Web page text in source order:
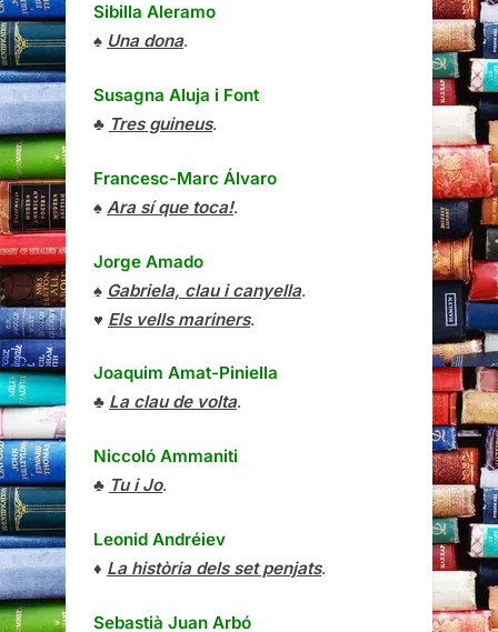
Sibilla Aleramo
♠ Una dona.
Susagna Aluja i Font
♣ Tres guineus.
Francesc-Marc Álvaro
♠ Ara sí que toca!.
Jorge Amado
♠ Gabriela, clau i canyella.
♥ Els vells mariners.
Joaquim Amat-Piniella
♣ La clau de volta.
Niccoló Ammaniti
♣ Tu i Jo.
Leonid Andréiev
♦ La història dels set penjats.
Sebastià Juan Arbó